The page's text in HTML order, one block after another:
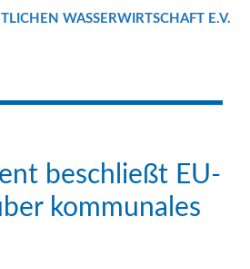
beschließt EU-
kommunales